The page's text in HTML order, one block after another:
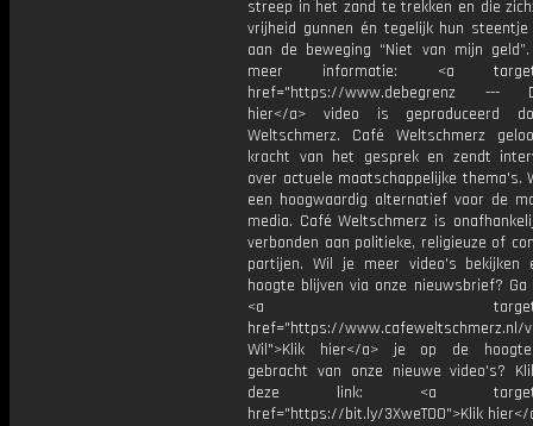
streep in het zand te trekken en die
vrijheid gunnen én tegelijk hun steentje
aan de beweging “Niet van mijn
meer informatie: <a
href="https://www.debegrenz ---
hier</a> video is geproduceerd
Weltschmerz. Café Weltschmerz
kracht van het gesprek en zendt
over actuele maatschappelijke thema's.
een hoogwaardig alternatief voor de
media. Café Weltschmerz is
verbonden aan politieke, religieuze of
partijen. Wil je meer video's bekijken
hoogte blijven via onze nieuwsbrief? Ga
<a
href="https://www.cafeweltschmerz.nl/
Wil">Klik hier</a> je op de
gebracht van onze nieuwe video's?
deze link: <a
href="https://bit.ly/3XweTO0">Klik hier</